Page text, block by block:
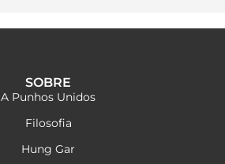
SOBRE
A Punhos Unidos
Filosofia
Hung Gar